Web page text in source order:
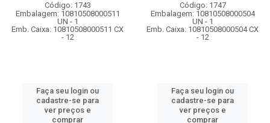
Código: 1743
Embalagem: 10810508000511
UN - 1
Emb. Caixa: 10810508000511 CX
- 12
Faça seu login ou
cadastre-se para
ver preços e
comprar
Código: 1747
Embalagem: 10810508000504
UN - 1
Emb. Caixa: 10810508000504 CX
- 12
Faça seu login ou
cadastre-se para
ver preços e
comprar